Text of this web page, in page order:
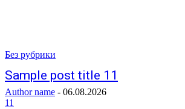
Без рубрики
Sample post title 11
Author name - 06.08.2026
11